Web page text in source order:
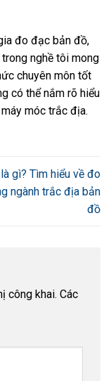
đo đạc bản đồ,
nghề tôi mong
chuyên môn tốt
có thể nắm rõ hiểu
móc trắc địa.
gì? Tìm hiểu về đo
ngành trắc địa bản
đồ
công khai. Các